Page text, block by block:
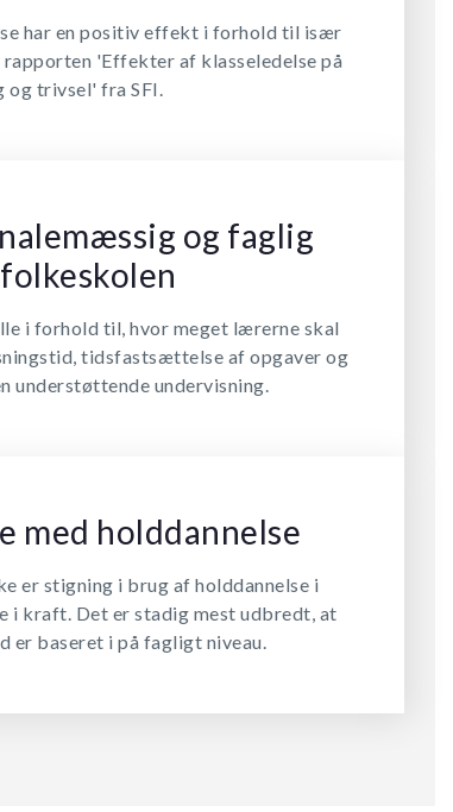
har en positiv effekt i forhold til især
'Effekter af klasseledelse på
og trivsel' fra SFI.
og faglig
i forhold til, hvor meget lærerne skal
tidsfastsættelse af opgaver og
understøttende undervisning.
med holddannelse
er stigning i brug af holddannelse i
i kraft. Det er stadig mest udbredt, at
er baseret i på fagligt niveau.